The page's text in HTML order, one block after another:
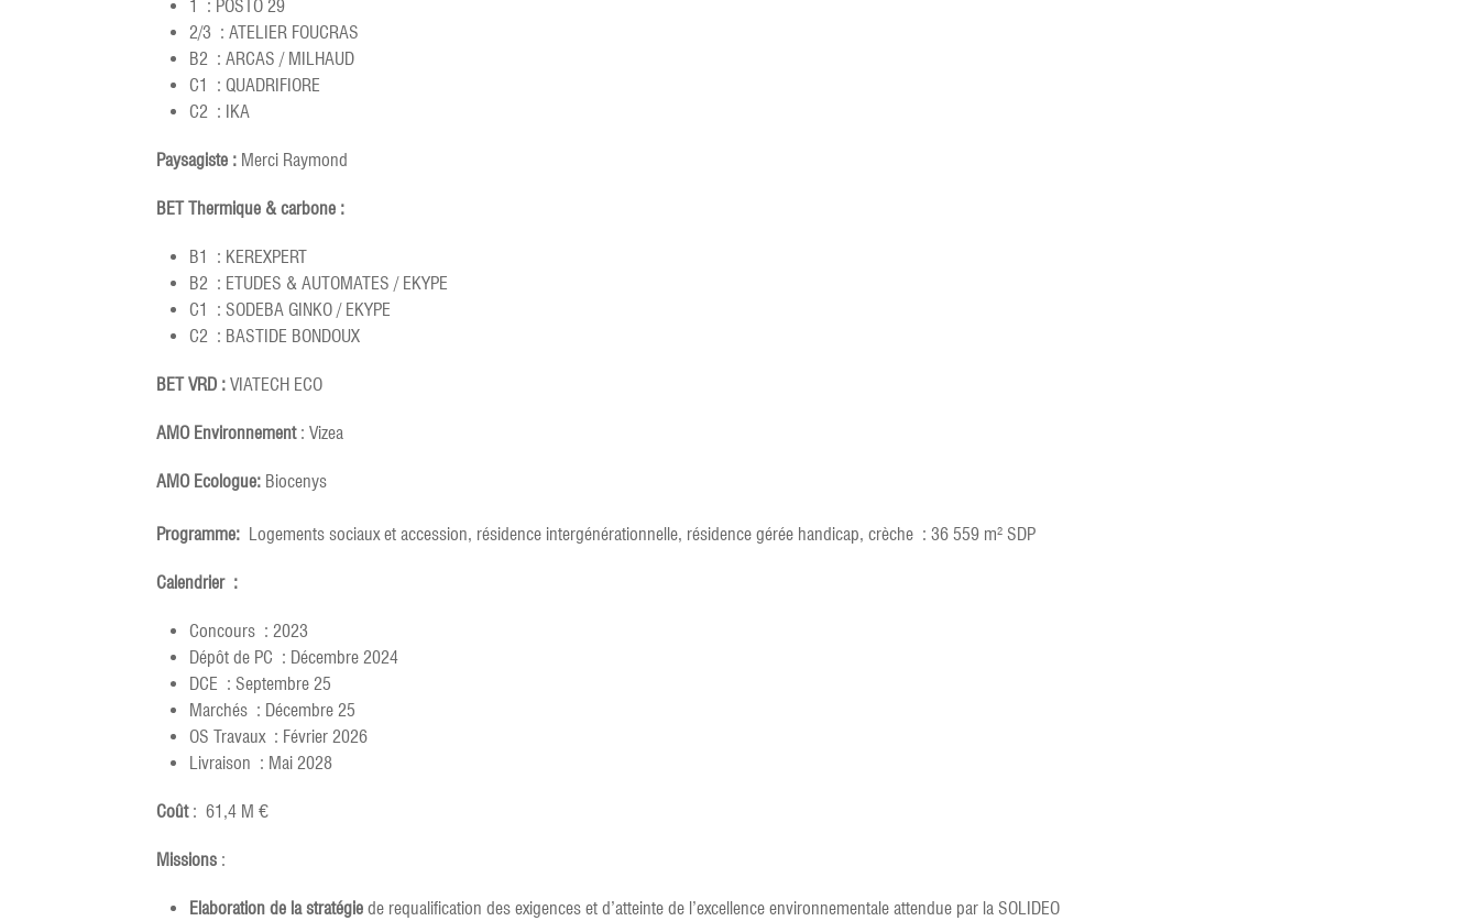
1 : POSTO 29
2/3 : ATELIER FOUCRAS
B2 : ARCAS / MILHAUD
C1 : QUADRIFIORE
C2 : IKA
Paysagiste : Merci Raymond
BET Thermique & carbone :
B1 : KEREXPERT
B2 : ETUDES & AUTOMATES / EKYPE
C1 : SODEBA GINKO / EKYPE
C2 : BASTIDE BONDOUX
BET VRD : VIATECH ECO
AMO Environnement: Vizea
AMO Ecologue: Biocenys
Programme: Logements sociaux et accession, résidence intergénérationnelle, résidence gérée handicap, crèche : 36 559 m² SDP
Calendrier :
Concours : 2023
Dépôt de PC : Décembre 2024
DCE : Septembre 25
Marchés : Décembre 25
OS Travaux : Février 2026
Livraison : Mai 2028
Coût: 61,4 M €
Missions :
Elaboration de la stratégie de requalification des exigences et d’atteinte de l’excellence environnementale attendue par la SOLIDEO